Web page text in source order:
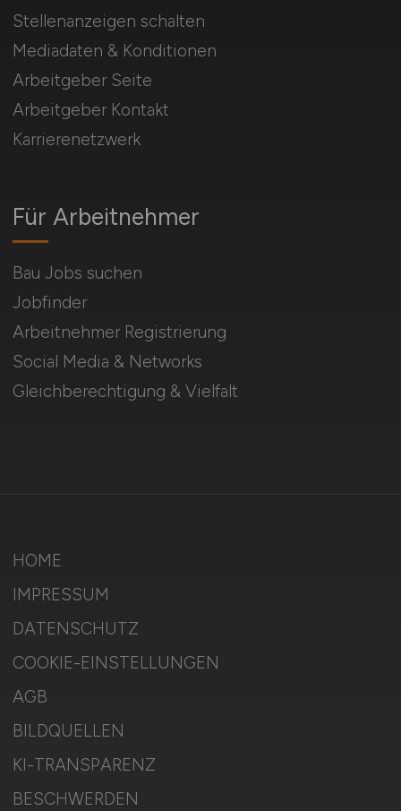
Für Arbeitnehmer
Bau Jobs suchen
Jobfinder
Arbeitnehmer Registrierung
Social Media & Networks
Gleichberechtigung & Vielfalt
Stellenanzeigen schalten
Mediadaten & Konditionen
Arbeitgeber Seite
Arbeitgeber Kontakt
Karrierenetzwerk
HOME
IMPRESSUM
DATENSCHUTZ
COOKIE-EINSTELLUNGEN
AGB
BILDQUELLEN
KI-TRANSPARENZ
BESCHWERDEN